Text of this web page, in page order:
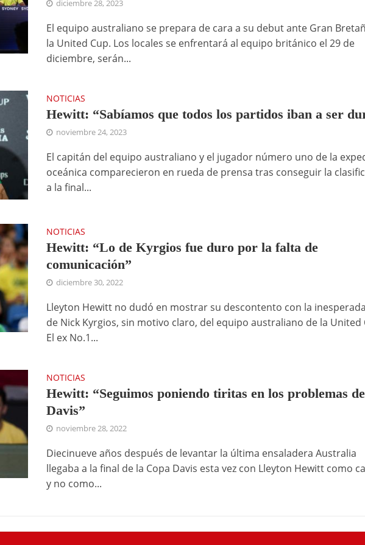
diciembre 28, 2023
El equipo australiano se prepara de cara a su debut ante Gran
la United Cup. Los locales se enfrentará al equipo británico el 29 de
diciembre, serán...
NOTICIAS
Hewitt: “Sabíamos que todos los partidos iban a ser
noviembre 24, 2023
El capitán del equipo australiano y el jugador número uno de la
oceánica comparecieron en rueda de prensa tras conseguir la
a la final...
NOTICIAS
Hewitt: “Lo de Kyrgios fue duro por la falta de
comunicación”
diciembre 30, 2022
Lleyton Hewitt no dudó en mostrar su descontento con la
de Nick Kyrgios, sin motivo claro, del equipo australiano de la United
El ex No.1...
NOTICIAS
Hewitt: “Seguimos poniendo tiritas en los problemas
Davis”
noviembre 28, 2022
Diecinueve años después de levantar la última ensaladera Australia
llegaba a la final de la Copa Davis esta vez con Lleyton Hewitt como
y no como...